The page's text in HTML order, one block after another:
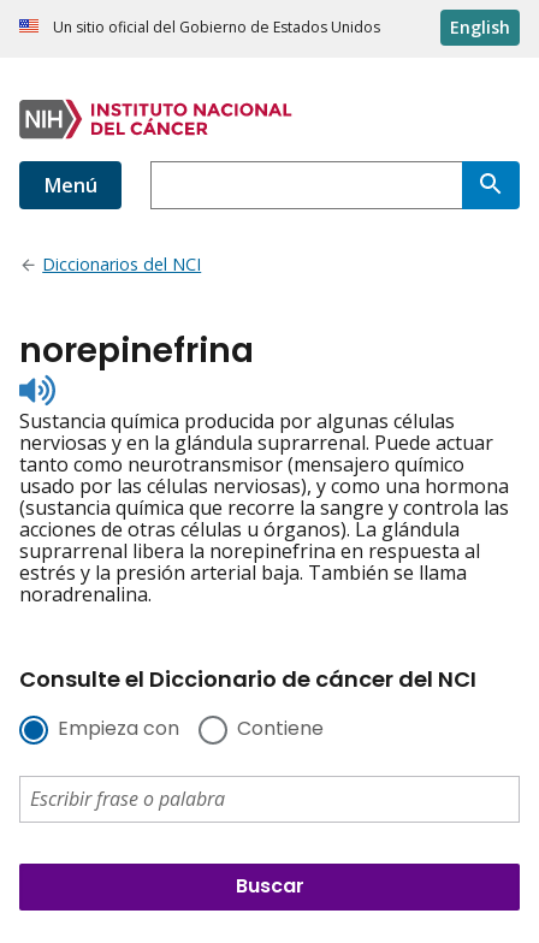
Un sitio oficial del Gobierno de Estados Unidos English
Menú
Diccionarios del NCI
norepinefrina
Listen
to
pronunciation
Sustancia química producida por algunas células
nerviosas y en la glándula suprarrenal. Puede actuar
tanto como neurotransmisor (mensajero químico
usado por las células nerviosas), y como una hormona
(sustancia química que recorre la sangre y controla las
acciones de otras células u órganos). La glándula
suprarrenal libera la norepinefrina en respuesta al
estrés y la presión arterial baja. También se llama
noradrenalina.
Consulte el Diccionario de cáncer del NCI
Empieza con Contiene